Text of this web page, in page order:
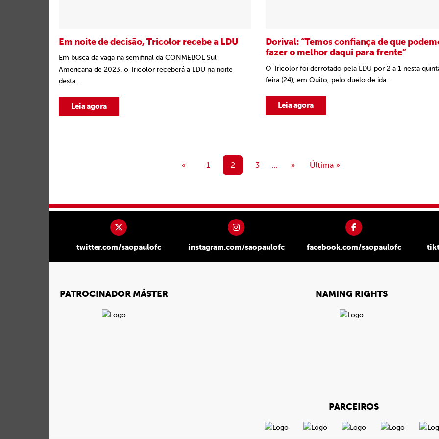
Em noite de decisão, Tricolor recebe a LDU
Em busca da vaga na semifinal da CONMEBOL Sul-
Americana de 2023, o Tricolor receberá a LDU na noite
desta...
Leia agora
Dorival: “Temos confiança de que
fazer o melhor daqui para frente”
O Tricolor foi derrotado pela LDU por 2 a 1 nesta
feira (24), em Quito, pelo duelo de ida...
Leia agora
« 1 2 3 ... » Última »
twitter.com/saopaulofc instagram.com/saopaulofc facebook.com/saopaulofc
PATROCINADOR MÁSTER NAMING RIGHTS
PARCEIROS